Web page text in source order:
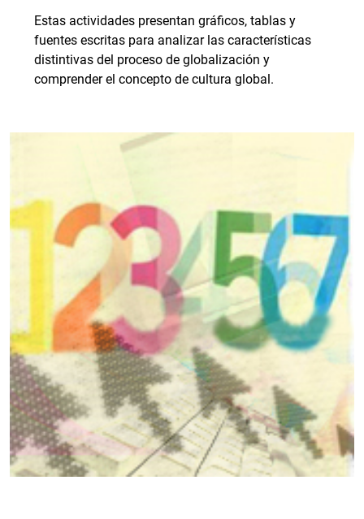
Estas actividades presentan gráficos, tablas y
fuentes escritas para analizar las características
distintivas del proceso de globalización y
comprender el concepto de cultura global.